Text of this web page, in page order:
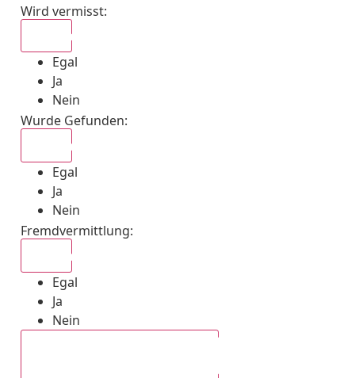
Wird vermisst:
Egal
Ja
Nein
Wurde Gefunden:
Egal
Ja
Nein
Fremdvermittlung:
Egal
Ja
Nein